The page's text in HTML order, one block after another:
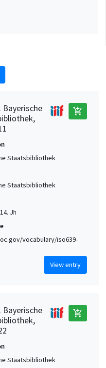
Bayerische
add_shopping_cart
Staatsbibliothek
Staatsbibliothek
Jh
vocabulary/iso639-
View entry
Bayerische
add_shopping_cart
Staatsbibliothek